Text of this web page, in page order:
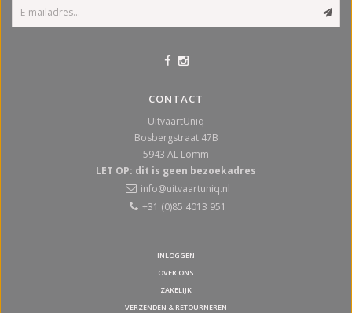
CONTACT
UitvaartUniq
Bosbergstraat 47B
5943 AL Lomm
LET OP: dit is geen bezoekadres
info@uitvaartuniq.nl
+31 (0)85 4013 951
INLOGGEN
OVER ONS
ZAKELIJK
VERZENDEN & RETOURNEREN